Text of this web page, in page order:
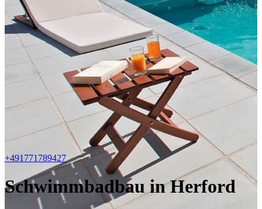
+491771789427
Schwimmbadbau in Herford